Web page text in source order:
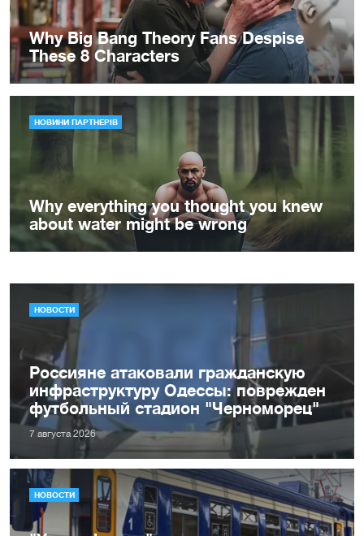
НОВОСТИ
Россияне атаковали гражданскую
инфраструктуру Одессы: поврежден
футбольный стадион "Черноморец"
7 августа 2026
НОВОСТИ